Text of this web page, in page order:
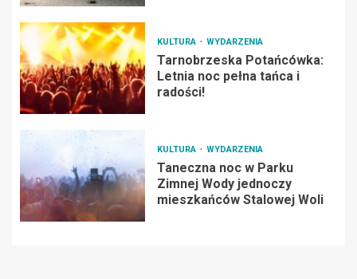
KULTURA WYDARZENIA
Tarnobrzeska Potańcówka:
Letnia noc pełna tańca i
radości!
KULTURA WYDARZENIA
Taneczna noc w Parku
Zimnej Wody jednoczy
mieszkańców Stalowej Woli